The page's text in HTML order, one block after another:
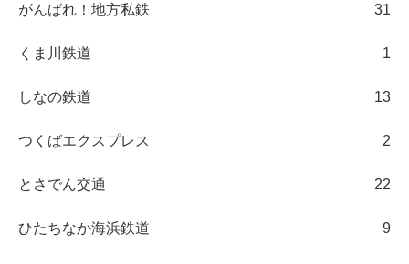
がんばれ！地方私鉄 31
くま川鉄道 1
しなの鉄道 13
つくばエクスプレス 2
とさでん交通 22
ひたちなか海浜鉄道 9